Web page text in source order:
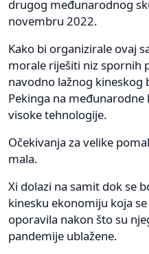
drugog međunarodnog
novembru 2022.
Kako bi organizirale ovaj
morale riješiti niz spornih
navodno lažnog kineskog
Pekinga na
visoke tehnologije.
Očekivanja za velike
mala.
Xi dolazi na samit dok se
kinesku ekonomiju koja
oporavila nakon što su
pandemije ublažene.